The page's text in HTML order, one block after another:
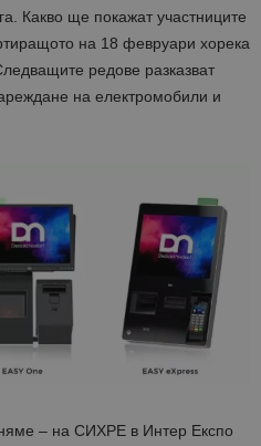
Какво ще покажат участниците
на 18 февруари хорека
редове разказват
на електромобили и
– на СИХРЕ в Интер Експо